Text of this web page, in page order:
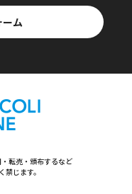
ーム
転売・頒布するなど
じます。